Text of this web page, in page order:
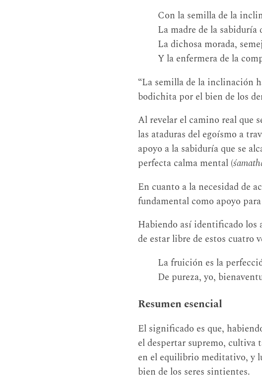
Con la semilla de la
La madre de la sabiduría
La dichosa morada,
Y la enfermera de la
“La semilla de la inclinación
bodichita por el bien de los
Al revelar el camino real que
las ataduras del egoísmo a
apoyo a la sabiduría que se
perfecta calma mental (
En cuanto a la necesidad de
fundamental como apoyo
Habiendo así identificado los
de estar libre de estos cuatro
La fruición es la
De pureza, yo,
Resumen esencial
El significado es que,
el despertar supremo, cultiva
en el equilibrio meditativo, y
bien de los seres sintientes.